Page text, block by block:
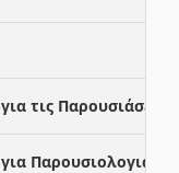
τις Παρουσιάσεις
Παρουσιολογια